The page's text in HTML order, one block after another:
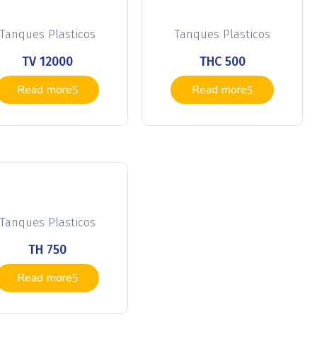
Tanques Plasticos
TV 12000
Read more
Tanques Plasticos
THC 500
Read more
Tanques Plasticos
TH 750
Read more